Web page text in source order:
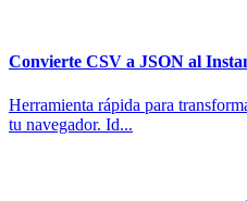
Convierte CSV a JSON al
Herramienta rápida para
tu navegador. Id...